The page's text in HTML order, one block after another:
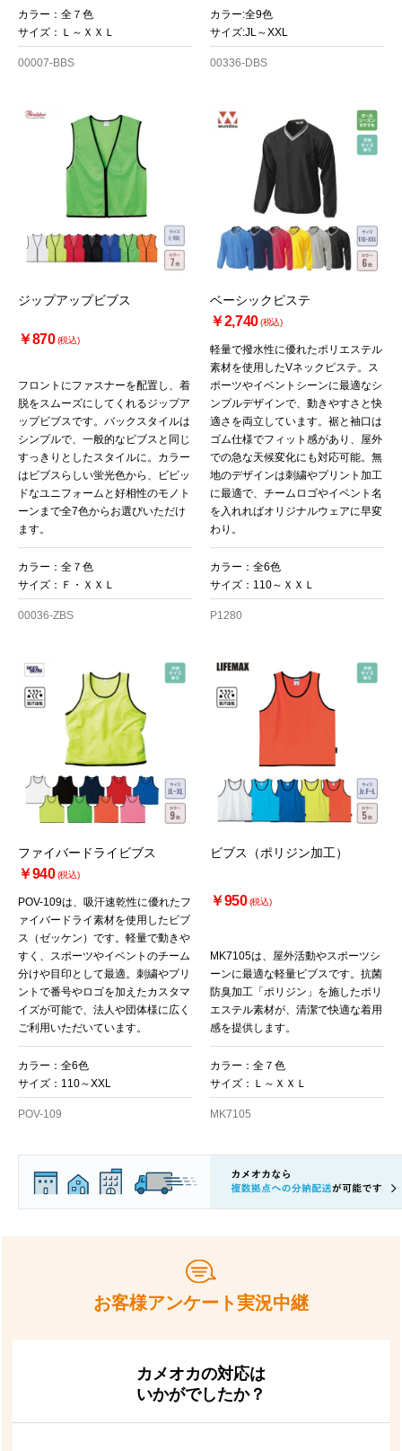
カラー：全７色
サイズ：Ｌ～ＸＸＬ
00007-BBS
カラー:全9色
サイズ:JL～XXL
00336-DBS
ジップアップビブス
￥870 (税込)
フロントにファスナーを配置し、着
脱をスムーズにしてくれるジップア
ップビブスです。バックスタイルは
シンプルで、一般的なビブスと同じ
すっきりとしたスタイルに。カラー
はビブスらしい蛍光色から、ビビッ
ドなユニフォームと好相性のモノト
ーンまで全7色からお選びいただけ
ます。
カラー：全７色
サイズ：Ｆ・ＸＸＬ
00036-ZBS
ベーシックピステ
￥2,740(税込)
軽量で撥水性に優れたポリエステル
素材を使用したVネックピステ。ス
ポーツやイベントシーンに最適なシ
ンプルデザインで、動きやすさと快
適さを両立しています。裾と袖口は
ゴム仕様でフィット感があり、屋外
での急な天候変化にも対応可能。無
地のデザインは刺繍やプリント加工
に最適で、チームロゴやイベント名
を入れればオリジナルウェアに早変
わり。
カラー：全6色
サイズ：110～ＸＸＬ
P1280
ファイバードライビブス
￥940 (税込)
POV-109は、吸汗速乾性に優れたフ
ァイバードライ素材を使用したビブ
ス（ゼッケン）です。軽量で動きや
すく、スポーツやイベントのチーム
分けや目印として最適。刺繍やプリ
ントで番号やロゴを加えたカスタマ
イズが可能で、法人や団体様に広く
ご利用いただいています。
カラー：全6色
サイズ：110～XXL
POV-109
ビブス（ポリジン加工）
￥950 (税込)
MK7105は、屋外活動やスポーツシ
ーンに最適な軽量ビブスです。抗菌
防臭加工「ポリジン」を施したポリ
エステル素材が、清潔で快適な着用
感を提供します。
カラー：全７色
サイズ：Ｌ～ＸＸＬ
MK7105